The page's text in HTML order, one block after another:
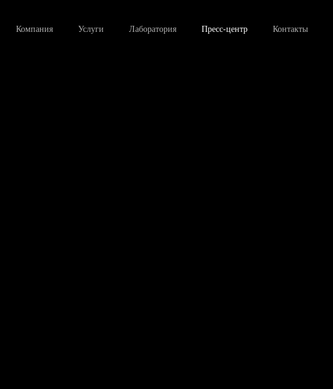
Компания Услуги Лаборатория Пресс-центр Контакты